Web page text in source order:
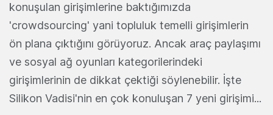
konuşulan girişimlerine baktığımızda
'crowdsourcing' yani topluluk temelli girişimlerin
ön plana çıktığını görüyoruz. Ancak araç paylaşımı
ve sosyal ağ oyunları kategorilerindeki
girişimlerinin de dikkat çektiği söylenebilir. İşte
Silikon Vadisi'nin en çok konuluşan 7 yeni girişimi...